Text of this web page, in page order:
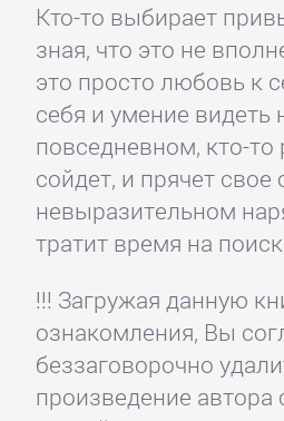
Кто-то выбирает
зная, что это не
это просто любовь к
себя и умение видеть
повседневном, кто-
сойдет, и прячет свое
невыразительном
тратит время на
!!! Загружая данную
ознакомления, Вы
беззаговорочно
произведение автора